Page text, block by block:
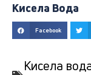
Кисела Вода
Facebook
Кисела